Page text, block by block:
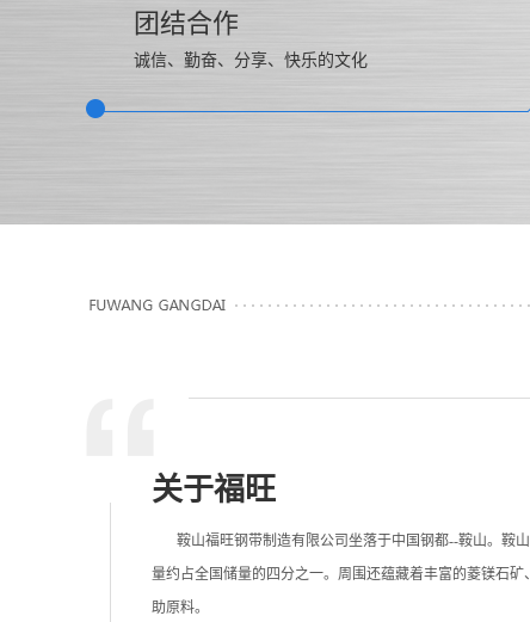
团结合作
诚信、勤奋、分享、快乐的文化
关于福旺
鞍山福旺钢带制造有限公司坐落于中国钢都--鞍山。鞍
量约占全国储量的四分之一。周围还蕴藏着丰富的菱镁石
助原料。